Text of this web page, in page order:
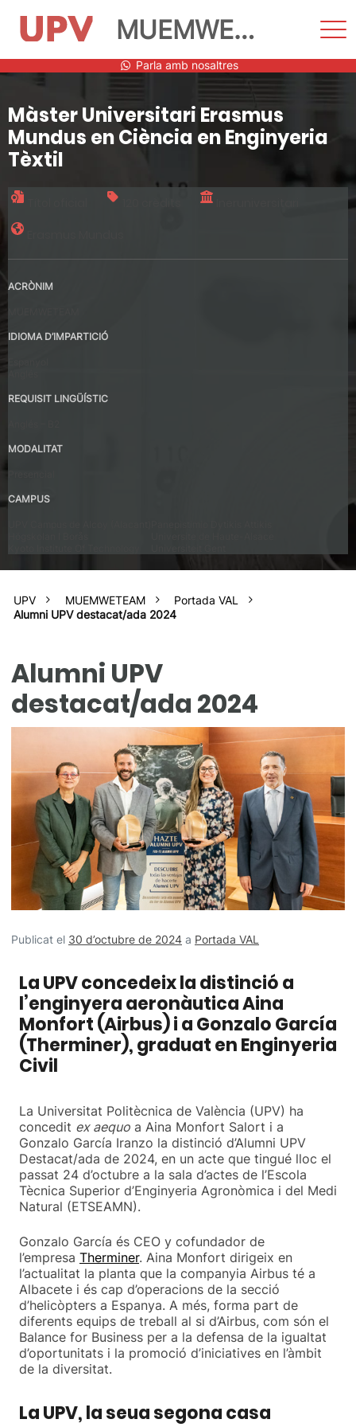
MUEMWETEAM
Parla amb nosaltres
Màster Universitari Erasmus
Mundus en Ciència en Enginyeria
Tèxtil
ACRÒNIM
IDIOMA D’IMPARTICIÓ
REQUISIT LINGÜÍSTIC
MODALITAT
CAMPUS
UPV MUEMWETEAM
Portada VAL
Alumni UPV destacat/ada 2024
Alumni UPV
destacat/ada 2024
Publicat el 30 d’octubre de 2024 a Portada VAL
La UPV concedeix la distinció a
l’enginyera aeronàutica Aina
Monfort (Airbus) i a Gonzalo García
(Therminer), graduat en Enginyeria
Civil
La Universitat Politècnica de València (UPV) ha
concedit ex aequo a Aina Monfort Salort i a
Gonzalo García Iranzo la distinció d’Alumni UPV
Destacat/ada de 2024, en un acte que tingué lloc el
passat 24 d’octubre a la sala d’actes de l’Escola
Tècnica Superior d’Enginyeria Agronòmica i del Medi
Natural (ETSEAMN).
Gonzalo García és CEO y cofundador de
l’empresa Therminer. Aina Monfort dirigeix en
l’actualitat la planta que la companyia Airbus té a
Albacete i és cap d’operacions de la secció
d’helicòpters a Espanya. A més, forma part de
diferents equips de treball al si d’Airbus, com són el
Balance for Business per a la defensa de la igualtat
d’oportunitats i la promoció d’iniciatives en l’àmbit
de la diversitat.
La UPV, la seua segona casa